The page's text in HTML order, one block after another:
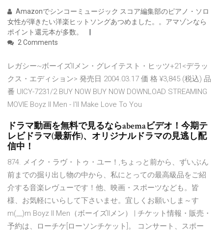
Amazonでシンコーミュージック スコア編集部のピアノ・ソロ
女性が弾きたい洋楽ヒットソングあつめました。。アマゾンなら
ポイント還元本が多数。
2 Comments
レガシー~ボーイズIIメン・グレイテスト・ヒッツ+21<デラッ
クス・エディション> 発売日 2004.03.17 価 格 ¥3,845 (税込) 品
番 UICY-7231/2 BUY NOW BUY NOW DOWNLOAD STREAMING
MOVIE Boyz II Men - I'll Make Love To You
ドラマ動画を無料で見るならabemaビデオ！今期テ
レビドラマ(最新作)、オリジナルドラマの見逃し配
信中！
874. メイク・ラヴ・トゥ・ユー！,ちょっと前から、ずいぶん
前までの掘り出し物の中から、私にとっての最高級品をご紹
介する音楽レヴューです！他、映画・スポーツなども。皆
様、お気軽にいらして下さいませ。宜しくお願いしま～す
m(__)m Boyz II Men（ボーイズIIメン） | チケット情報・販売・
予約は、ローチケ[ローソンチケット]。 コンサート、スポー